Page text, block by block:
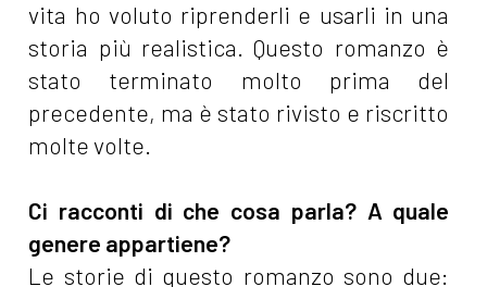
vita ho voluto riprenderli e usarli in una
storia più realistica. Questo romanzo è
stato terminato molto prima del
precedente, ma è stato rivisto e riscritto
molte volte.
Ci racconti di che cosa parla? A quale
genere appartiene?
Le storie di questo romanzo sono due: